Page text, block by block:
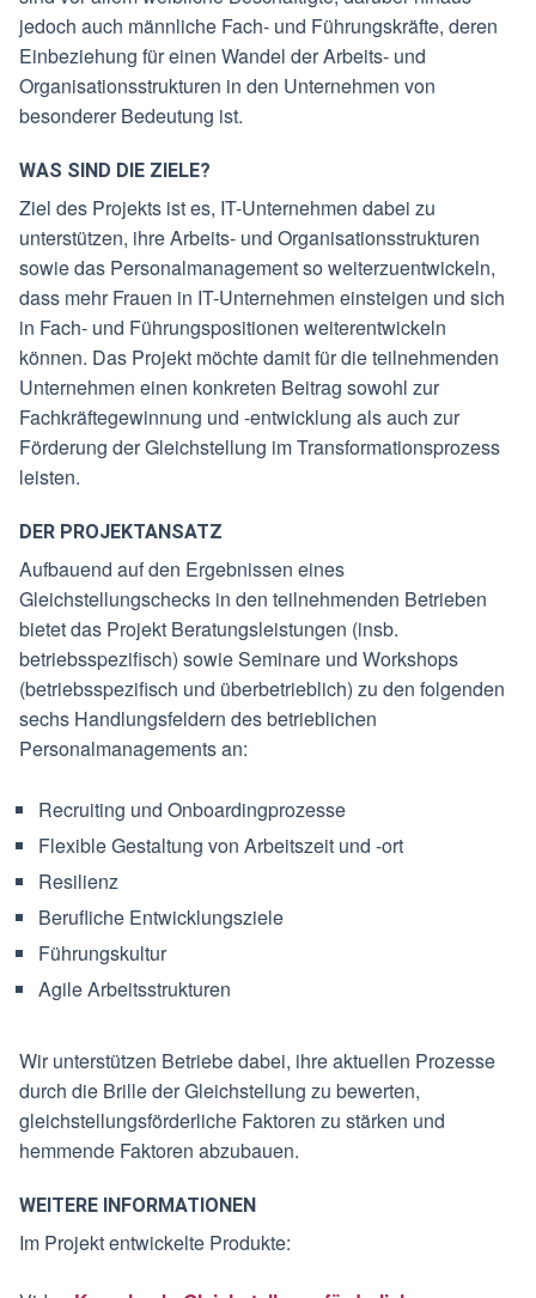
jedoch auch männliche Fach- und Führungskräfte, deren
Einbeziehung für einen Wandel der Arbeits- und
Organisationsstrukturen in den Unternehmen von
besonderer Bedeutung ist.
WAS SIND DIE ZIELE?
Ziel des Projekts ist es, IT-Unternehmen dabei zu
unterstützen, ihre Arbeits- und Organisationsstrukturen
sowie das Personalmanagement so weiterzuentwickeln,
dass mehr Frauen in IT-Unternehmen einsteigen und sich
in Fach- und Führungspositionen weiterentwickeln
können. Das Projekt möchte damit für die teilnehmenden
Unternehmen einen konkreten Beitrag sowohl zur
Fachkräftegewinnung und -entwicklung als auch zur
Förderung der Gleichstellung im Transformationsprozess
leisten.
DER PROJEKTANSATZ
Aufbauend auf den Ergebnissen eines
Gleichstellungschecks in den teilnehmenden Betrieben
bietet das Projekt Beratungsleistungen (insb.
betriebsspezifisch) sowie Seminare und Workshops
(betriebsspezifisch und überbetrieblich) zu den folgenden
sechs Handlungsfeldern des betrieblichen
Personalmanagements an:
Recruiting und Onboardingprozesse
Flexible Gestaltung von Arbeitszeit und -ort
Resilienz
Berufliche Entwicklungsziele
Führungskultur
Agile Arbeitsstrukturen
Wir unterstützen Betriebe dabei, ihre aktuellen Prozesse
durch die Brille der Gleichstellung zu bewerten,
gleichstellungsförderliche Faktoren zu stärken und
hemmende Faktoren abzubauen.
WEITERE INFORMATIONEN
Im Projekt entwickelte Produkte: